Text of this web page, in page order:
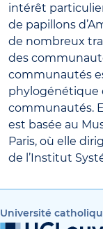
intérêt
de papillons
de nombreux
des
communautés
phylogénétique
communautés.
est basée au
Paris, où elle
de l’Institut
Université